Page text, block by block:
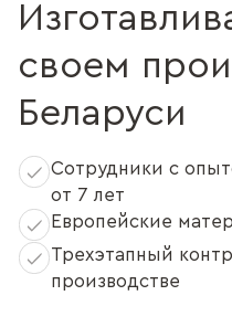
своем
Беларуси
Сотрудники с
от 7 лет
Европейские
Трехэтапный
производстве